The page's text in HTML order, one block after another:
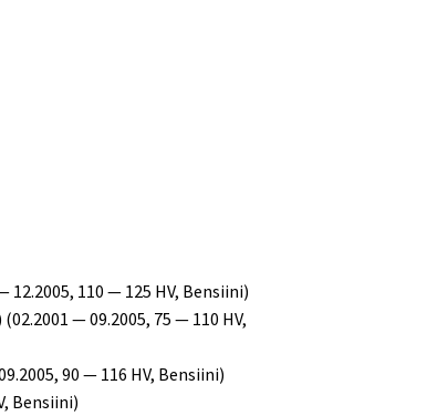
12.2005, 110 — 125 HV, Bensiini)
— 09.2005, 75 — 110 HV,
90 — 116 HV, Bensiini)
Bensiini)